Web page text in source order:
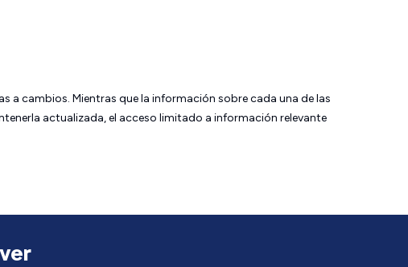
a cambios. Mientras que la información sobre cada una de las
actualizada, el acceso limitado a información relevante